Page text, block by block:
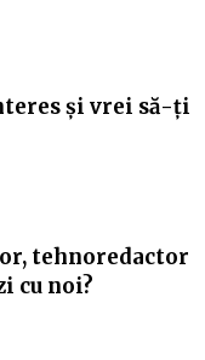
și vrei să-ți
tehnoredactor
cu noi?